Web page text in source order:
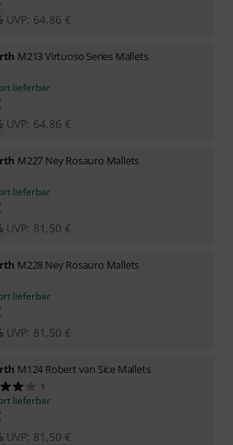
UVP: 64,86 €
M213 Virtuoso Series Mallets
lieferbar
UVP: 64,86 €
M227 Ney Rosauro Mallets
lieferbar
UVP: 81,50 €
M228 Ney Rosauro Mallets
lieferbar
UVP: 81,50 €
M124 Robert van Sice Mallets
1
lieferbar
UVP: 81,50 €